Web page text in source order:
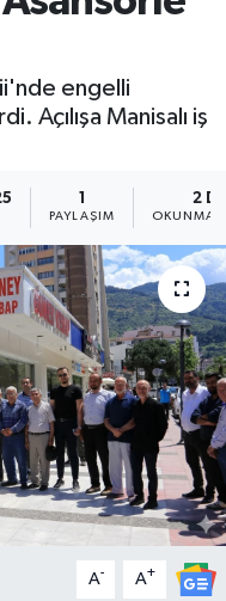
engelli
Açılışa Manisalı iş
PAYLAŞIM
2 DK
OKUNMA
A- A+